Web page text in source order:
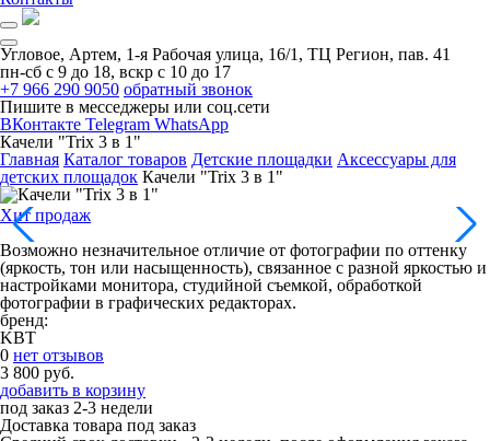
Угловое, Артем, ​1-я Рабочая улица, 16/1, ТЦ Регион, пав. 41
пн-сб с 9 до 18, вскр с 10 до 17
+7 966 290 9050 обратный звонок
Пишите в месседжеры или соц.сети
ВКонтакте Telegram WhatsApp
Качели "Trix 3 в 1"
Главная Каталог товаров Детские площадки Аксессуары для
детских площадок Качели "Trix 3 в 1"
Хит продаж
Возможно незначительное отличие от фотографии по оттенку
(яркость, тон или насыщенность), связанное с разной яркостью и
настройками монитора, студийной съемкой, обработкой
фотографии в графических редакторах.
бренд:
KBT
0 нет отзывов
3 800 руб.
добавить в корзину
под заказ 2-3 недели
Доставка товара под заказ